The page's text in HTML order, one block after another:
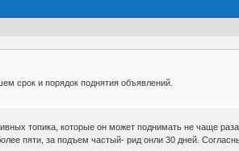
срок и порядок поднятия объявлений.
топика, которые он может поднимать не чаще
пяти, за подъем частый- рид онли 30 дней.